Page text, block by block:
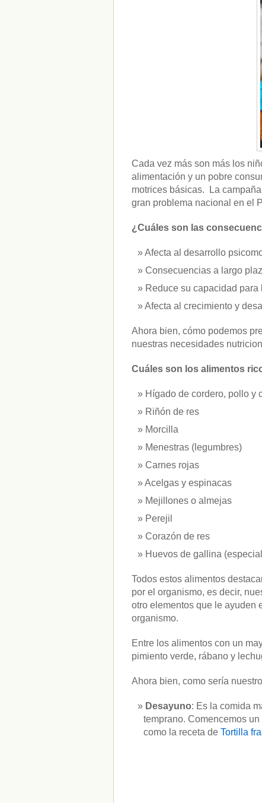
" ALT="RSS" /> SUSCRÍBETE
Cada vez más son más los
alimentación y un pobre
motrices básicas. La
gran problema nacional en el
¿Cuáles son las
Afecta al desarrollo
Consecuencias a largo
Reduce su capacidad
Afecta al crecimiento y
Ahora bien, cómo podemos
nuestras necesidades
Cuáles son los alimentos
Hígado de cordero, pollo y
Riñón de res
Morcilla
Menestras (legumbres)
Carnes rojas
Acelgas y espinacas
Mejillones o almejas
Perejil
Corazón de res
Huevos de gallina
Todos estos alimentos
por el organismo, es decir,
otro elementos que le ayuden
organismo.
Entre los alimentos con un
pimiento verde, rábano y
Ahora bien, como sería
Desayuno: Es la comida
temprano. Comencemos
como la receta de Tortilla